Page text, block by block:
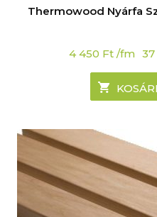
Thermowood Nyárfa
4 450 Ft /fm